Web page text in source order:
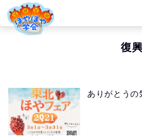
復興
ありがとうの